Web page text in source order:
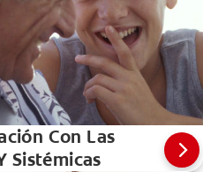
Con Las
Sistémicas